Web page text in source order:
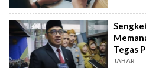
Tegas
Siswa
JABAR